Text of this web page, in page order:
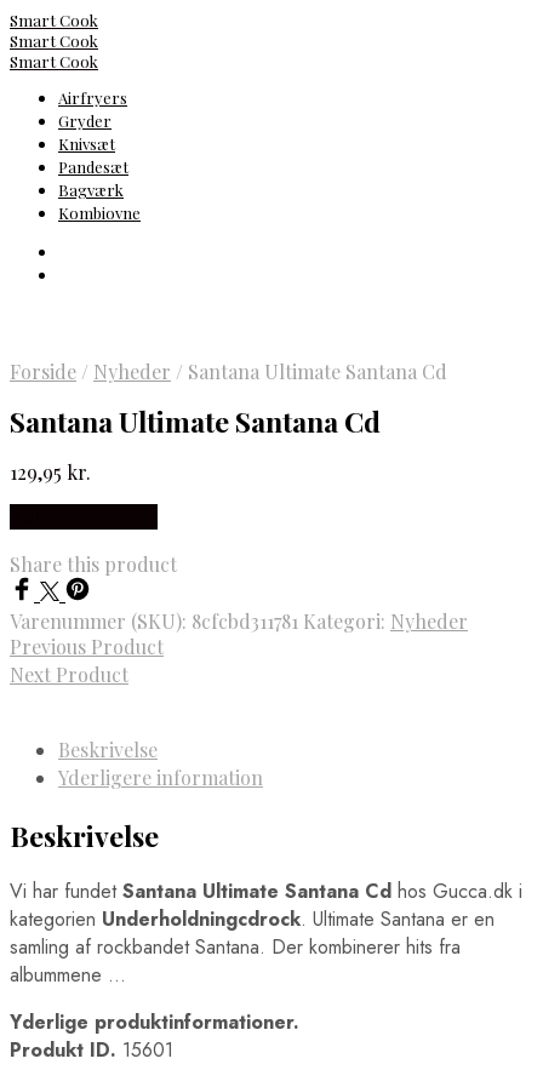
Smart Cook
Smart Cook
Smart Cook
Airfryers
Gryder
Knivsæt
Pandesæt
Bagværk
Kombiovne
Forside / Nyheder / Santana Ultimate Santana Cd
Santana Ultimate Santana Cd
129,95 kr.
Share this product
Varenummer (SKU): 8cfcbd311781 Kategori: Nyheder
Previous Product
Next Product
Beskrivelse
Yderligere information
Beskrivelse
Vi har fundetSantana Ultimate Santana Cd hos Gucca.dk i
kategorien Underholdningcdrock. Ultimate Santana er en
samling af rockbandet Santana. Der kombinerer hits fra
albummene …
Yderlige produktinformationer.
Produkt ID. 15601